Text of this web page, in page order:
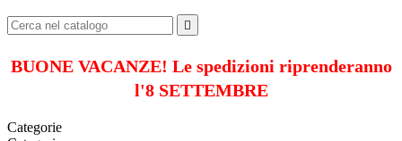

BUONE VACANZE! Le spedizioni riprenderanno
l'8 SETTEMBRE
Categorie